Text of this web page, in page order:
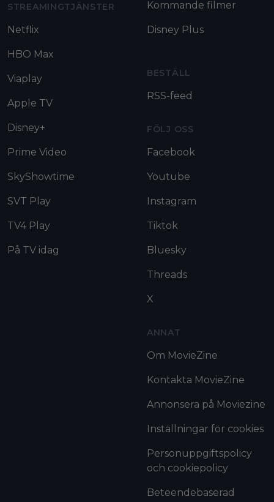
STREAMINGTJÄNSTER
Netflix
HBO Max
Viaplay
Apple TV
Disney+
Prime Video
SkyShowtime
SVT Play
TV4 Play
På TV idag
Kommande filmer
Disney Plus
BESTÄLL
RSS-feed
FÖLJ OSS
Facebook
Youtube
Instagram
Tiktok
Bluesky
Threads
X
ANNAT
Om MovieZine
Kontakta MovieZine
Annonsera på Moviezine
Inställningar för cookies
Personuppgiftspolicy
och cookiepolicy
Beteendebaserad